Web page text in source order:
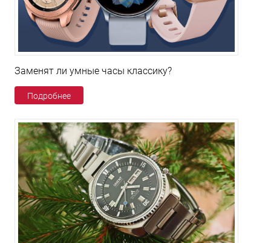
Заменят ли умные часы классику?
Подробнее